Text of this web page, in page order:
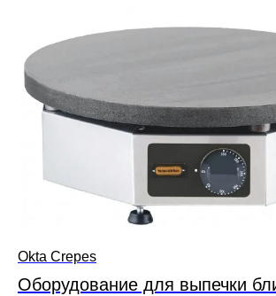
Okta Crepes
Оборудование для выпечки